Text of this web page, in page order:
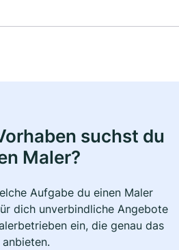
suchst du
Maler?
Aufgabe du einen Maler
dich unverbindliche Angebote
ein, die genau das
anbieten.